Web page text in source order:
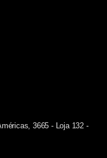
3665 - Loja 132 -